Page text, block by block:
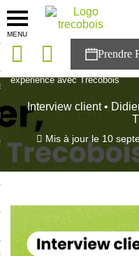
MENU
solutions
Trecobois
expérience avec Trecobois
Interview client •
Mis à jour le 10